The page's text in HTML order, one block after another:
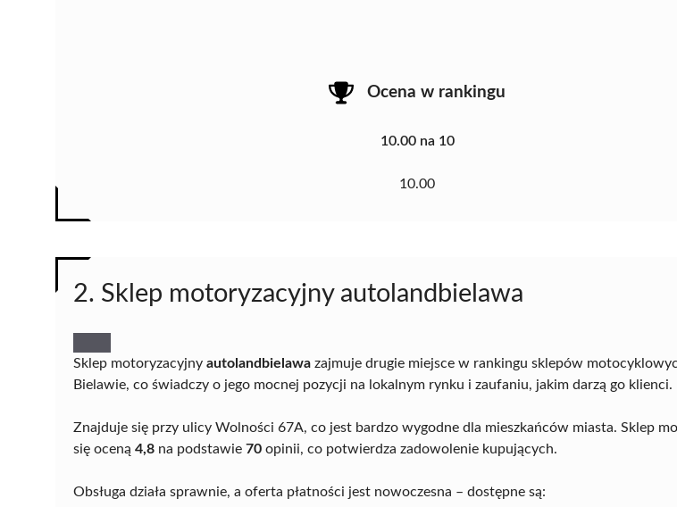
Ocena w rankingu
10.00 na 10
10.00
2. Sklep motoryzacyjny autolandbielawa
Sklep motoryzacyjny autolandbielawa zajmuje drugie miejsce w rankingu sklepów
Bielawie, co świadczy o jego mocnej pozycji na lokalnym rynku i zaufaniu, jakim darzą go klienci.
Znajduje się przy ulicy Wolności 67A, co jest bardzo wygodne dla mieszkańców miasta. Sklep
się oceną 4,8 na podstawie 70 opinii, co potwierdza zadowolenie kupujących.
Obsługa działa sprawnie, a oferta płatności jest nowoczesna – dostępne są: